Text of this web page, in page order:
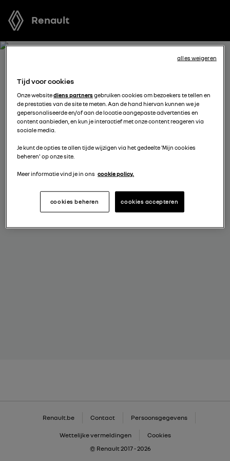
Renault
BOEK EEN TESTRIT MET
MEGANE E-TECH ELECTRIC
Welk voertuig past het best bij u? Voordat u een keuze
maakt, kunt u een gratis proefrit met een van onze
modellen boeken.
Renault.be Contact Persoonsgegevens
Wettelijke vermeldingen
Cookies
© Renault 2017 - 2026
Tijd voor cookies
Onze websitediens partnersgebruiken cookies om bezoekers te tellen en
de prestaties van de site te meten. Aan de hand hiervan kunnen we je
gepersonaliseerde en/of aan de locatie aangepaste advertenties en
content aanbieden, en kun je interactief met onze content reageren via
sociale media.
Je kunt de opties te allen tijde wijzigen via het gedeelte 'Mijn cookies
beheren' op onze site.
Meer informatie vind je in ons cookie policy.
cookies accepteren
cookies beheren
alles weigeren